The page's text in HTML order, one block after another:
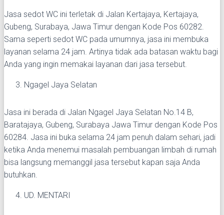
Jasa sedot WC ini terletak di Jalan Kertajaya, Kertajaya,
Gubeng, Surabaya, Jawa Timur dengan Kode Pos 60282.
Sama seperti sedot WC pada umumnya, jasa ini membuka
layanan selama 24 jam. Artinya tidak ada batasan waktu bagi
Anda yang ingin memakai layanan dari jasa tersebut.
Ngagel Jaya Selatan
Jasa ini berada di Jalan Ngagel Jaya Selatan No.14 B,
Baratajaya, Gubeng, Surabaya Jawa Timur dengan Kode Pos
60284. Jasa ini buka selama 24 jam penuh dalam sehari, jadi
ketika Anda menemui masalah pembuangan limbah di rumah
bisa langsung memanggil jasa tersebut kapan saja Anda
butuhkan.
UD. MENTARI